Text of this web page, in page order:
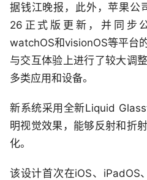
据钱江晚报，此外，苹果公
26正式版更新，并同步
watchOS和visionOS等平台
与交互体验上进行了较大调
多类应用和设备。
新系统采用全新Liquid
明视觉效果，能够反射和折
化。
该设计首次在iOS、iPadOS